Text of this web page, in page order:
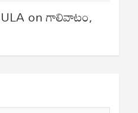
onగాలివాటం,